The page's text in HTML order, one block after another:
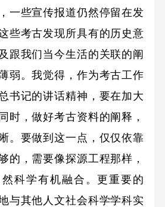
一些宣传报道仍然停留在发
些考古发现所具有的历史意
跟我们当今生活的关联的阐
弱。我觉得，作为考古工作
书记的讲话精神，要在加大
时，做好考古资料的阐释，
。要做到这一点，仅仅依靠
的，需要像探源工程那样，
科学有机融合。更重要的
与其他人文社会科学学科实